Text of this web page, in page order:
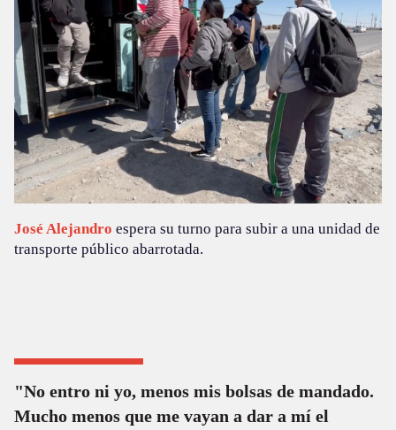
José Alejandro espera su turno para subir a una unidad de
transporte público abarrotada.
"No entro ni yo, menos mis bolsas de mandado.
Mucho menos que me vayan a dar a mí el